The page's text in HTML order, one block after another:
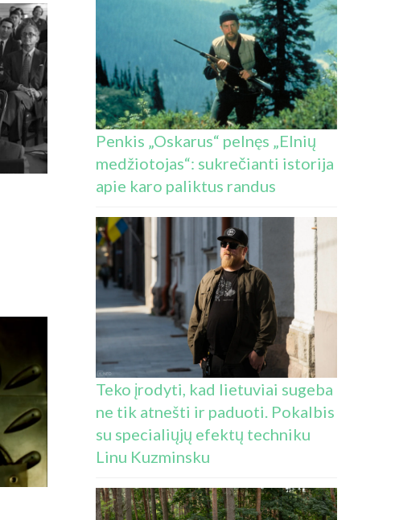
Penkis „Oskarus“ pelnęs „Elnių
medžiotojas“: sukrečianti istorija
apie karo paliktus randus
Teko įrodyti, kad lietuviai sugeba
ne tik atnešti ir paduoti. Pokalbis
su specialiųjų efektų techniku
Linu Kuzminsku